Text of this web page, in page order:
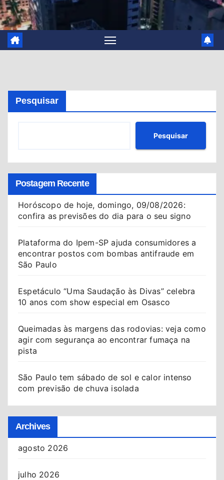
Pesquisar
Pesquisar
Postagem Recente
Horóscopo de hoje, domingo, 09/08/2026:
confira as previsões do dia para o seu signo
Plataforma do Ipem-SP ajuda consumidores a
encontrar postos com bombas antifraude em
São Paulo
Espetáculo “Uma Saudação às Divas” celebra
10 anos com show especial em Osasco
Queimadas às margens das rodovias: veja como
agir com segurança ao encontrar fumaça na
pista
São Paulo tem sábado de sol e calor intenso
com previsão de chuva isolada
Archives
agosto 2026
julho 2026